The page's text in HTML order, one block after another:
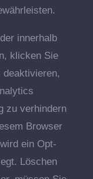
innerhalb
klicken Sie
zu verhindern
Browser
ein Opt-
Löschen